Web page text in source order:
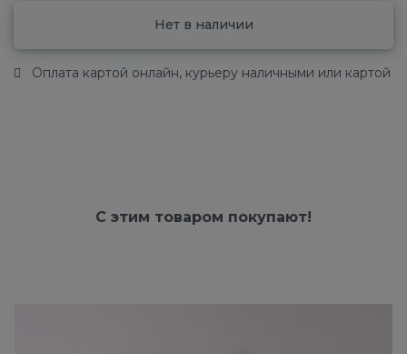
Нет в наличии
Оплата картой онлайн, курьеру наличными или картой
С этим товаром покупают!